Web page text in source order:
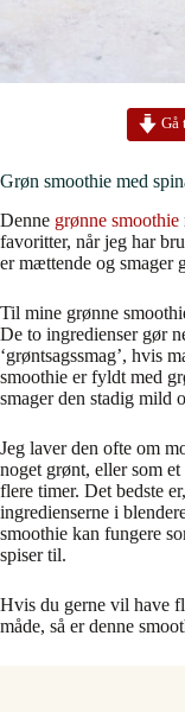
Gå
Grøn smoothie med
Denne grønne smoothie
favoritter, når jeg har
er mættende og smager
Til mine grønne
De to ingredienser gør
‘grøntsagssmag’, hvis
smoothie er fyldt med
smager den stadig mild
Jeg laver den ofte om
noget grønt, eller som
flere timer. Det bedste
ingredienserne i
smoothie kan fungere
spiser til.
Hvis du gerne vil have
måde, så er denne